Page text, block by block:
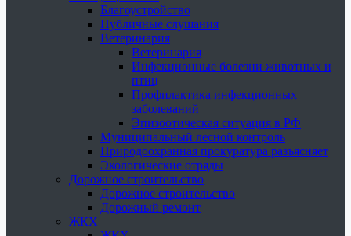
Благоустройство
Публичные слушания
Ветеринария
Ветеринария
Инфекционные болезни животных и
птиц
Профилактика инфекционных
заболеваний
Эпизоотическая ситуация в РФ
Муниципальный лесной контроль
Природоохранная прокуратура разъясняет
Экологические отряды
Дорожное строительство
Дорожное строительство
Дорожный ремонт
ЖКХ